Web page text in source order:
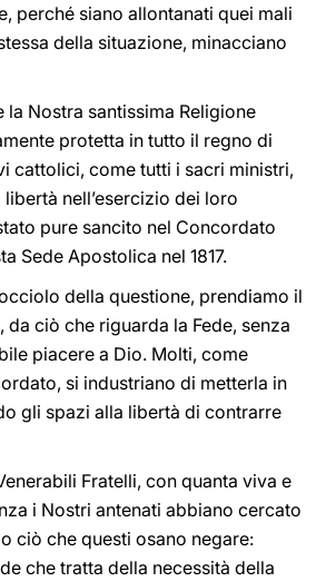
perché siano allontanati quei mali
della situazione, minacciano
la Nostra santissima Religione
protetta in tutto il regno di
cattolici, come tutti i sacri ministri,
nell’esercizio dei loro
pure sancito nel Concordato
Sede Apostolica nel 1817.
della questione, prendiamo il
da ciò che riguarda la Fede, senza
piacere a Dio. Molti, come
si industriano di metterla in
gli spazi alla libertà di contrarre
Fratelli, con quanta viva e
i Nostri antenati abbiano cercato
ciò che questi osano negare:
che tratta della necessità della